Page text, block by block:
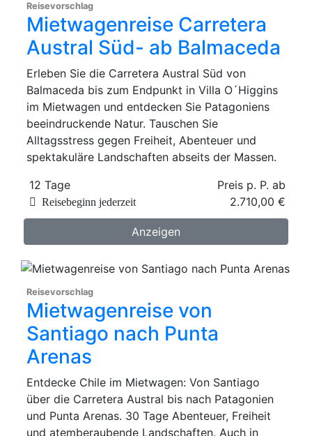
Reisevorschlag
Mietwagenreise Carretera
Austral Süd- ab Balmaceda
Erleben Sie die Carretera Austral Süd von
Balmaceda bis zum Endpunkt in Villa O´Higgins
im Mietwagen und entdecken Sie Patagoniens
beeindruckende Natur. Tauschen Sie
Alltagsstress gegen Freiheit, Abenteuer und
spektakuläre Landschaften abseits der Massen.
12 Tage
Preis p. P. ab
2.710,00 €
Reisebeginn jederzeit
Anzeigen
Reisevorschlag
Mietwagenreise von
Santiago nach Punta
Arenas
Entdecke Chile im Mietwagen: Von Santiago
über die Carretera Austral bis nach Patagonien
und Punta Arenas. 30 Tage Abenteuer, Freiheit
und atemberaubende Landschaften. Auch in